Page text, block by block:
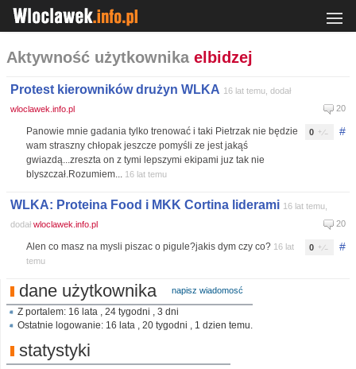
Aktywność użytkownika elbidzej
Protest kierowników drużyn WLKA 16 lat temu, dodał
wloclawek.info.pl
20
#
0
Panowie mnie gadania tylko trenować i taki Pietrzak nie będzie
wam straszny chłopak jeszcze pomyśli ze jest jakąś
gwiazdą...zreszta on z tymi lepszymi ekipami juz tak nie
blyszczał.Rozumiem... 16 lat temu
WLKA: Proteina Food i MKK Cortina liderami 16 lat temu,
dodał wloclawek.info.pl 20
#
0
Alen co masz na mysli piszac o pigule?jakis dym czy co? 16 lat
temu
dane użytkownika napisz wiadomosć
Z portalem: 16 lata , 24 tygodni , 3 dni
Ostatnie logowanie: 16 lata , 20 tygodni , 1 dzien temu.
statystyki